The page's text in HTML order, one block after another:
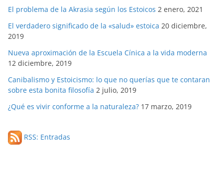
El problema de la Akrasia según los Estoicos 2 enero, 2021
El verdadero significado de la «salud» estoica 20 diciembre,
2019
Nueva aproximación de la Escuela Cínica a la vida moderna
12 diciembre, 2019
Canibalismo y Estoicismo: lo que no querías que te contaran
sobre esta bonita filosofía 2 julio, 2019
¿Qué es vivir conforme a la naturaleza? 17 marzo, 2019
RSS: Entradas